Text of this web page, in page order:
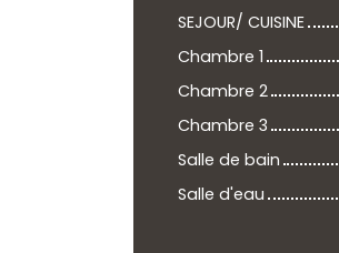
SEJOUR/ CUISINE
Chambre 1
Chambre 2
Chambre 3
Salle de bain
Salle d'eau